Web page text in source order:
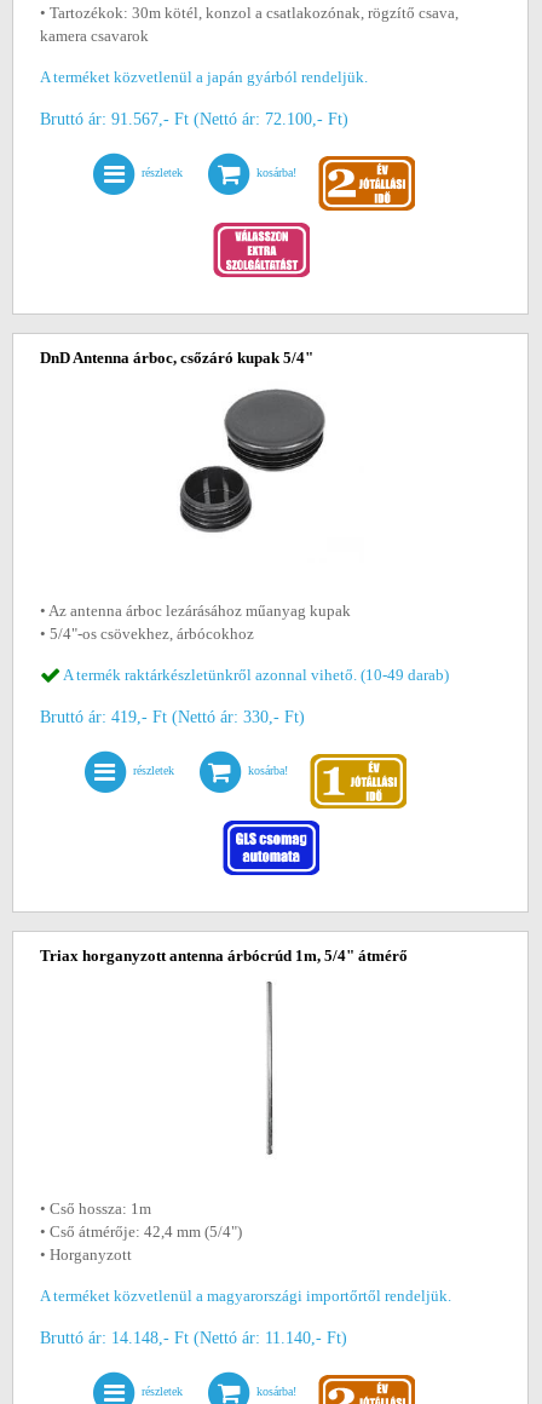
• Tartozékok: 30m kötél, konzol a csatlakozónak, rögzítő csava,
kamera csavarok
A terméket közvetlenül a japán gyárból rendeljük.
Bruttó ár: 91.567,- Ft (Nettó ár: 72.100,- Ft)
részletek kosárba!
DnD Antenna árboc, csőzáró kupak 5/4"
• Az antenna árboc lezárásához műanyag kupak
• 5/4"-os csövekhez, árbócokhoz
A termék raktárkészletünkről azonnal vihető. (10-49 darab)
Bruttó ár: 419,- Ft (Nettó ár: 330,- Ft)
részletek kosárba!
Triax horganyzott antenna árbócrúd 1m, 5/4" átmérő
• Cső hossza: 1m
• Cső átmérője: 42,4 mm (5/4")
• Horganyzott
A terméket közvetlenül a magyarországi importőrtől rendeljük.
Bruttó ár: 14.148,- Ft (Nettó ár: 11.140,- Ft)
részletek kosárba!